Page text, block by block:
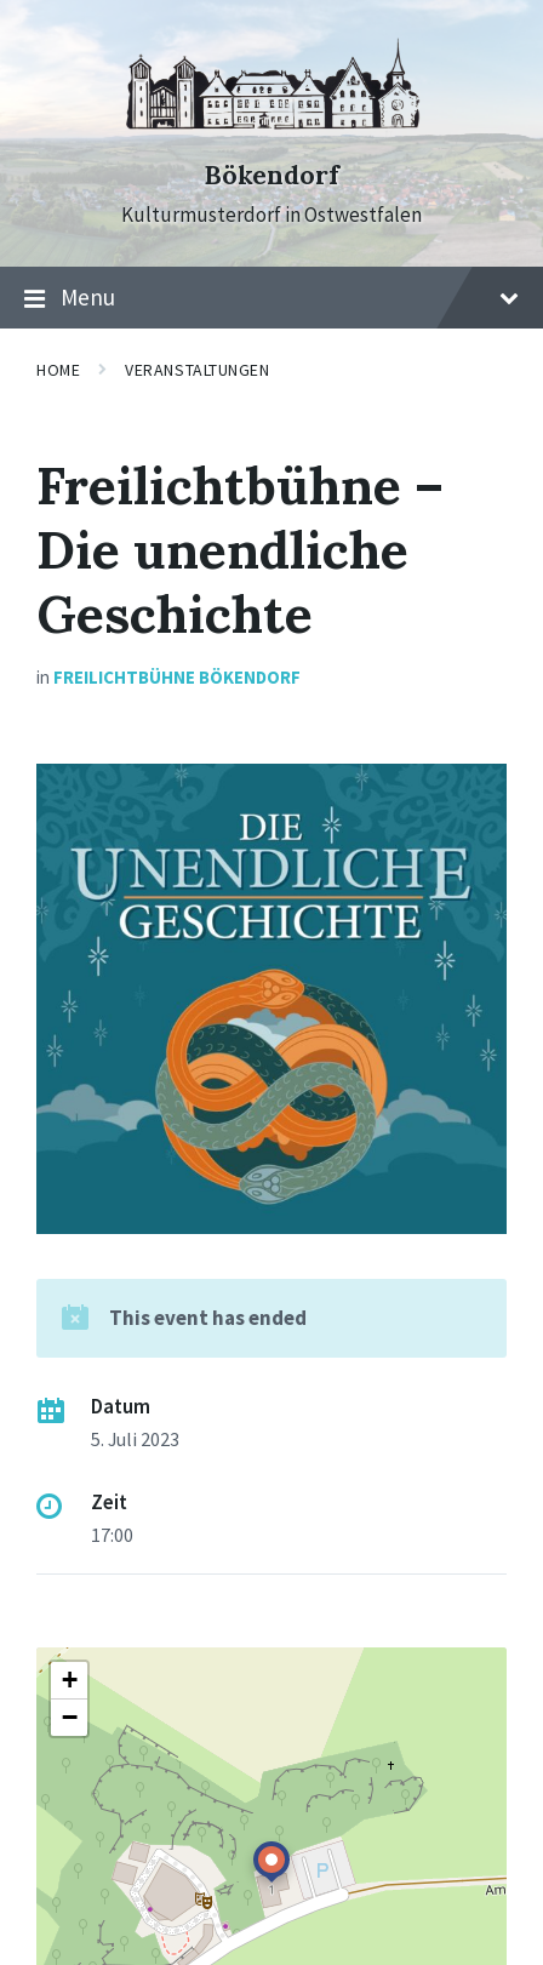
Bökendorf
Kulturmusterdorf in Ostwestfalen
Menu
HOME VERANSTALTUNGEN
Freilichtbühne –
Die unendliche
Geschichte
in FREILICHTBÜHNE BÖKENDORF
This event has ended
Datum
5. Juli 2023
Zeit
17:00
+
−